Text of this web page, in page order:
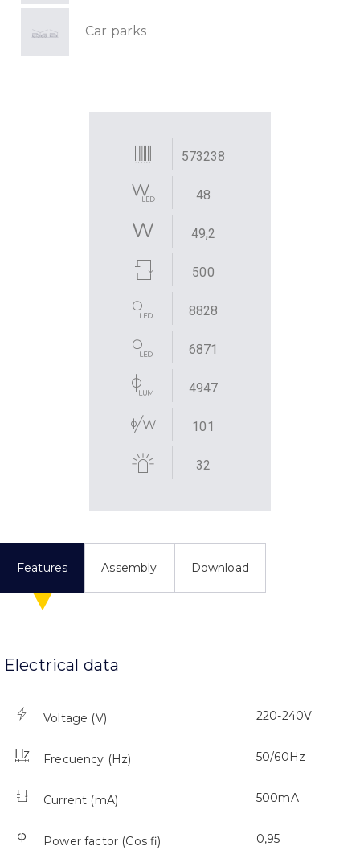
Car parks
573238
48
49,2
500
8828
6871
4947
101
32
Features Assembly Download
Electrical data
Voltage (V) 220-240V
Frecuency (Hz) 50/60Hz
Current (mA) 500mA
Power factor (Cos fi) 0,95